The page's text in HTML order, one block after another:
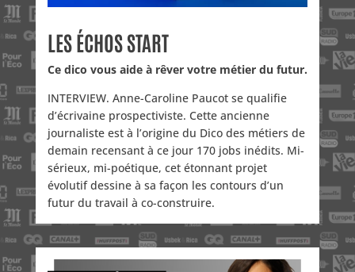
LES ÉCHOS START
Ce dico vous aide à rêver votre métier du futur.
INTERVIEW. Anne-Caroline Paucot se qualifie
d’écrivaine prospectiviste. Cette ancienne
journaliste est à l’origine du Dico des métiers de
demain recensant à ce jour 170 jobs inédits. Mi-
sérieux, mi-poétique, cet étonnant projet
évolutif dessine à sa façon les contours d’un
futur du travail à co-construire.